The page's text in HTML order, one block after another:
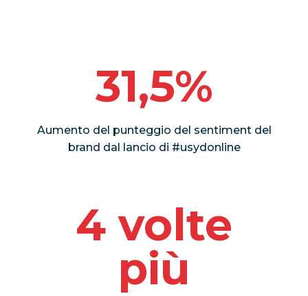
31,5%
Aumento del punteggio del sentiment del
brand dal lancio di #usydonline
4 volte
più